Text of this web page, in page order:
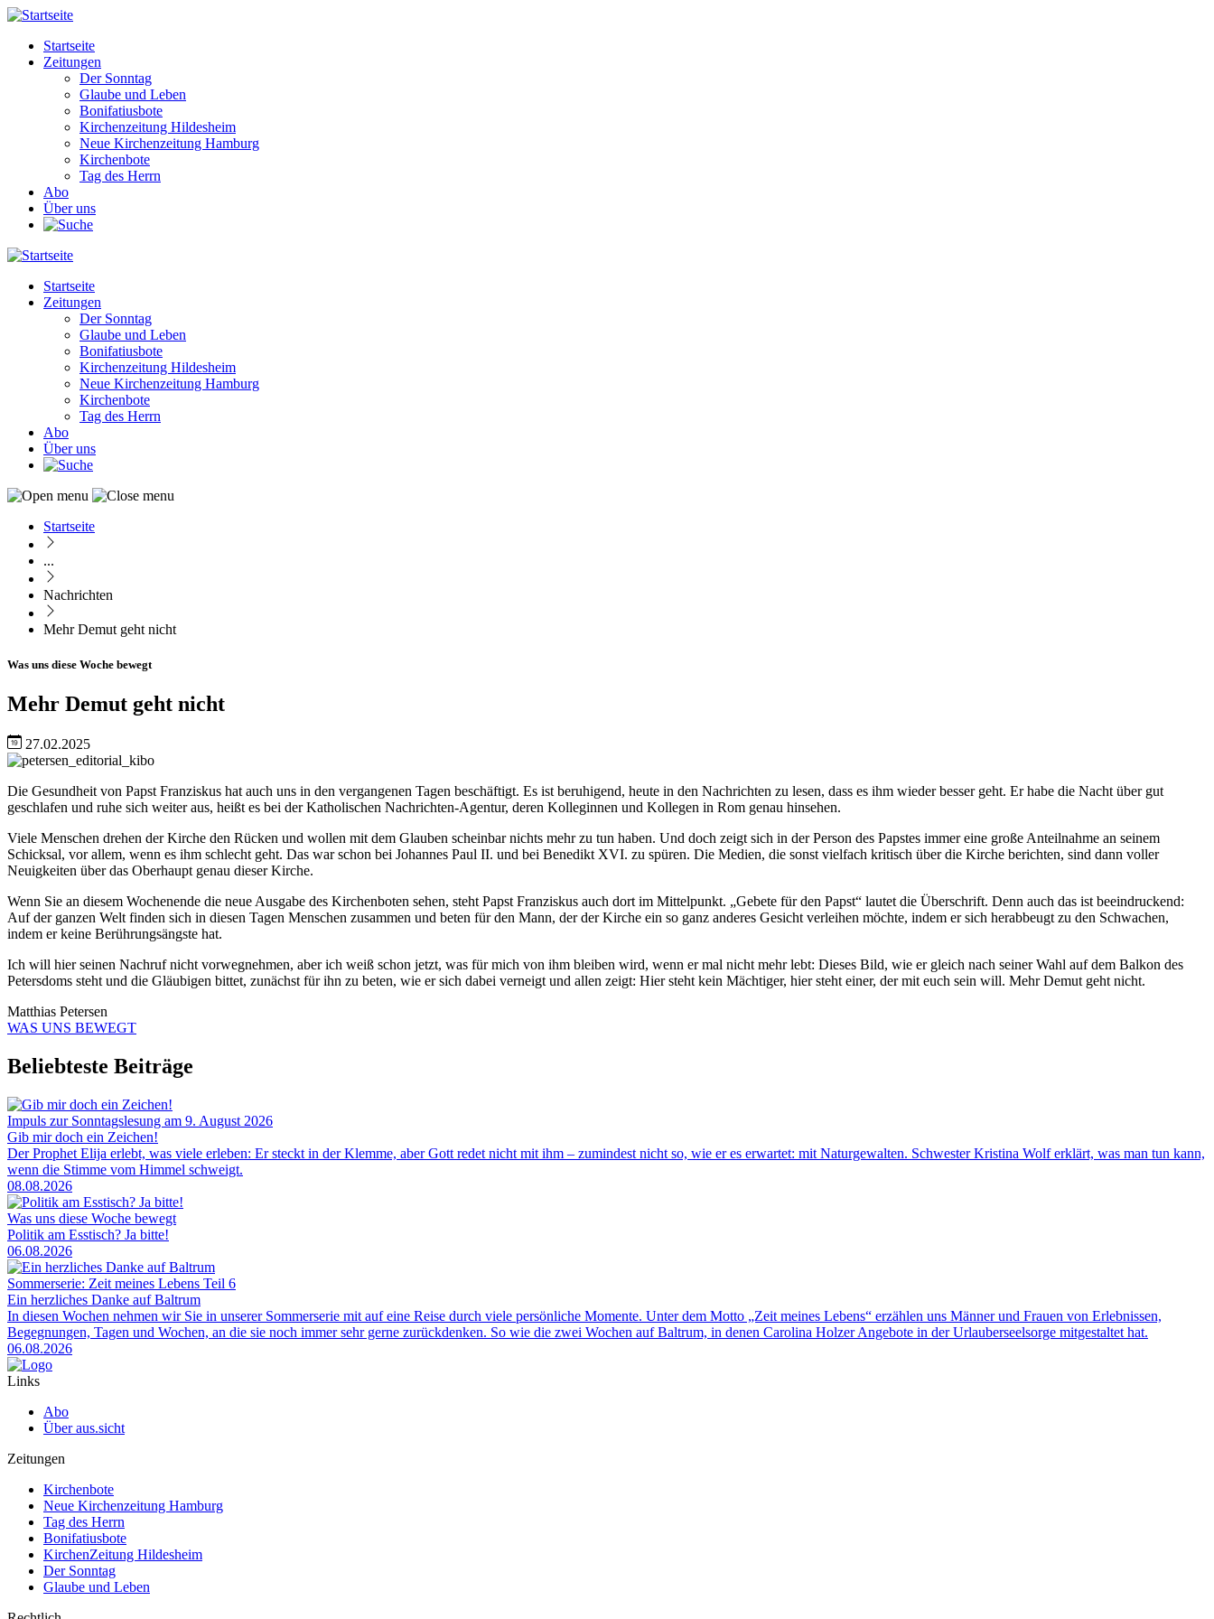
Direkt
Inhalt
Main
navigation
Startseite
Zeitungen
Der Sonntag
Glaube und Leben
Bonifatiusbote
Kirchenzeitung Hildesheim
Neue Kirchenzeitung Hamburg
Kirchenbote
Tag des Herrn
Abo
Über uns
Main
navigation
Startseite
Zeitungen
Der Sonntag
Glaube und Leben
Bonifatiusbote
Kirchenzeitung Hildesheim
Neue Kirchenzeitung Hamburg
Kirchenbote
Tag des Herrn
Abo
Über uns
Pfadnavigation
Startseite
...
Nachrichten
Mehr Demut geht nicht
Was uns diese Woche bewegt
Mehr Demut geht nicht
27.02.2025
Image
Die Gesundheit von Papst Franziskus hat auch uns in den vergangenen Tagen beschäftigt. Es ist beruhigend, heute in den Nachrichten zu lesen, dass es ihm wieder besser geht. Er habe die Nacht über gut
geschlafen und ruhe sich weiter aus, heißt es bei der Katholischen Nachrichten-Agentur, deren Kolleginnen und Kollegen in Rom genau hinsehen.
Viele Menschen drehen der Kirche den Rücken und wollen mit dem Glauben scheinbar nichts mehr zu tun haben. Und doch zeigt sich in der Person des Papstes immer eine große Anteilnahme an seinem
Schicksal, vor allem, wenn es ihm schlecht geht. Das war schon bei Johannes Paul II. und bei Benedikt XVI. zu spüren. Die Medien, die sonst vielfach kritisch über die Kirche berichten, sind dann voller
Neuigkeiten über das Oberhaupt genau dieser Kirche.
Wenn Sie an diesem Wochenende die neue Ausgabe des Kirchenboten sehen, steht Papst Franziskus auch dort im Mittelpunkt. „Gebete für den Papst“ lautet die Überschrift. Denn auch das ist beeindruckend:
Auf der ganzen Welt finden sich in diesen Tagen Menschen zusammen und beten für den Mann, der der Kirche ein so ganz anderes Gesicht verleihen möchte, indem er sich herabbeugt zu den Schwachen,
indem er keine Berührungsängste hat.
Ich will hier seinen Nachruf nicht vorwegnehmen, aber ich weiß schon jetzt, was für mich von ihm bleiben wird, wenn er mal nicht mehr lebt: Dieses Bild, wie er gleich nach seiner Wahl auf dem Balkon des
Petersdoms steht und die Gläubigen bittet, zunächst für ihn zu beten, wie er sich dabei verneigt und allen zeigt: Hier steht kein Mächtiger, hier steht einer, der mit euch sein will. Mehr Demut geht nicht.
Matthias Petersen
WAS UNS BEWEGT
Beliebteste Beiträge
Impuls zur Sonntagslesung am 9. August 2026
Gib mir doch ein Zeichen!
Der Prophet Elija erlebt, was viele erleben: Er steckt in der Klemme, aber Gott redet nicht mit ihm – zumindest nicht so, wie er es erwartet: mit Naturgewalten. Schwester Kristina Wolf erklärt, was man tun kann,
wenn die Stimme vom Himmel schweigt.
08.08.2026
Was uns diese Woche bewegt
Politik am Esstisch? Ja bitte!
06.08.2026
Sommerserie: Zeit meines Lebens Teil 6
Ein herzliches Danke auf Baltrum
In diesen Wochen nehmen wir Sie in unserer Sommerserie mit auf eine Reise durch viele persönliche Momente. Unter dem Motto „Zeit meines Lebens“ erzählen uns Männer und Frauen von Erlebnissen,
Begegnungen, Tagen und Wochen, an die sie noch immer sehr gerne zurückdenken. So wie die zwei Wochen auf Baltrum, in denen Carolina Holzer Angebote in der Urlauberseelsorge mitgestaltet hat.
06.08.2026
Links
Abo
Über aus.sicht
Zeitungen
Kirchenbote
Neue Kirchenzeitung Hamburg
Tag des Herrn
Bonifatiusbote
KirchenZeitung Hildesheim
Der Sonntag
Glaube und Leben